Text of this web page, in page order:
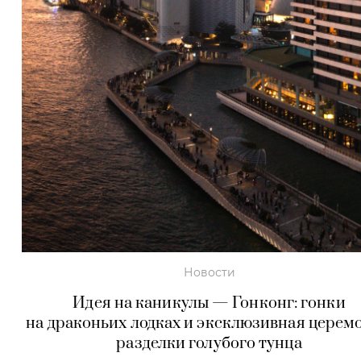
Новости
Идея на каникулы — Гонконг: гонки
на драконьих лодках и эксклюзивная
разделки голубого тунца